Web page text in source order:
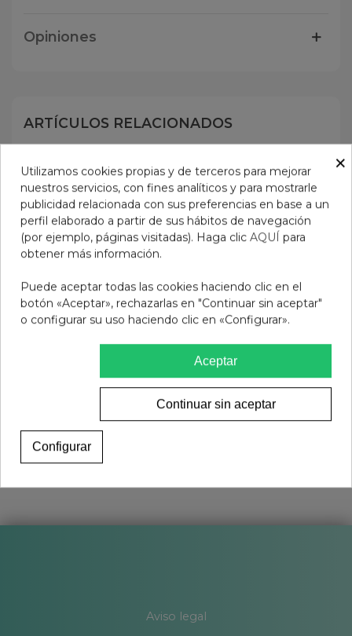
Opiniones
ARTÍCULOS RELACIONADOS
Aviso legal
×
Utilizamos cookies propias y de terceros para mejorar
nuestros servicios, con fines analíticos y para mostrarle
publicidad relacionada con sus preferencias en base a un
perfil elaborado a partir de sus hábitos de navegación
(por ejemplo, páginas visitadas). Haga clic AQUÍ para
obtener más información.
Puede aceptar todas las cookies haciendo clic en el
botón «Aceptar», rechazarlas en "Continuar sin aceptar"
o configurar su uso haciendo clic en «Configurar».
Aceptar
Continuar sin aceptar
Configurar